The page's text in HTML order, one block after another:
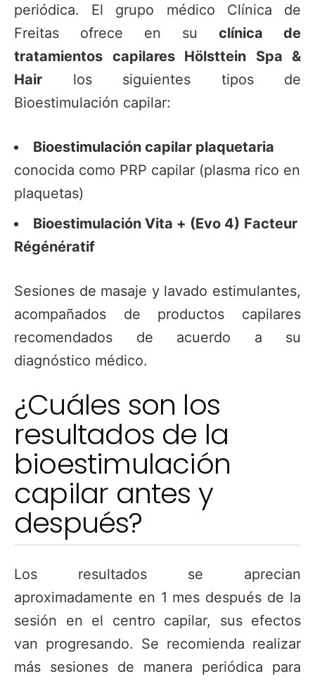
periódica. El grupo médico Clínica de
Freitas ofrece en su clínica de
tratamientos capilares Hölsttein Spa &
Hair los siguientes tipos de
Bioestimulación capilar:
Bioestimulación capilar plaquetaria
conocida como PRP capilar (plasma rico en
plaquetas)
Bioestimulación Vita + (Evo 4) Facteur
Régénératif
Sesiones de masaje y lavado estimulantes,
acompañados de productos capilares
recomendados de acuerdo a su
diagnóstico médico.
¿Cuáles son los
resultados de la
bioestimulación
capilar antes y
después?
Los resultados se aprecian
aproximadamente en 1 mes después de la
sesión en el centro capilar, sus efectos
van progresando. Se recomienda realizar
más sesiones de manera periódica para